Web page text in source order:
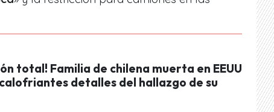
total! Familia de chilena muerta en EEUU
detalles del hallazgo de su